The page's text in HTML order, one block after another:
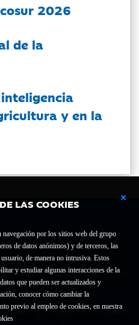
LAS COOKIES
navegación por los sitios web del grupo
de datos anónimos) y de terceros, las
de manera no intrusiva. Estos
y estudiar algunas interacciones de la
que pueden ser actualizados y
conocer cómo cambiar la
previo al empleo de cookies, en nuestra
2026
de la
y en la
de Educación, Cultura y Deporte con el nº
Zaragoza.
Contacto
Declaración de accesibilidad